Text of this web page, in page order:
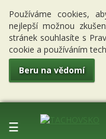
Používáme cookies,
nejlepší možnou
stránek souhlasíte s
cookie a používáním
Beru na vědomí
☰